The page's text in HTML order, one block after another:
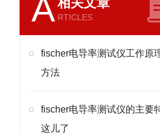
A RTICLES
fischer电导率测试仪工作原
方法
fischer电导率测试仪的主要
这儿了